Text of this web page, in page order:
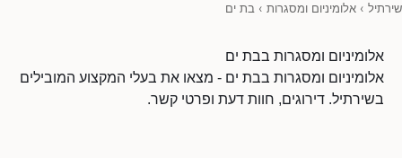
שירתיל › אלומיניום ומסגרות › בת ים
אלומיניום ומסגרות בבת ים
אלומיניום ומסגרות בבת ים - מצאו את בעלי המקצוע המובילים
בשירתיל. דירוגים, חוות דעת ופרטי קשר.